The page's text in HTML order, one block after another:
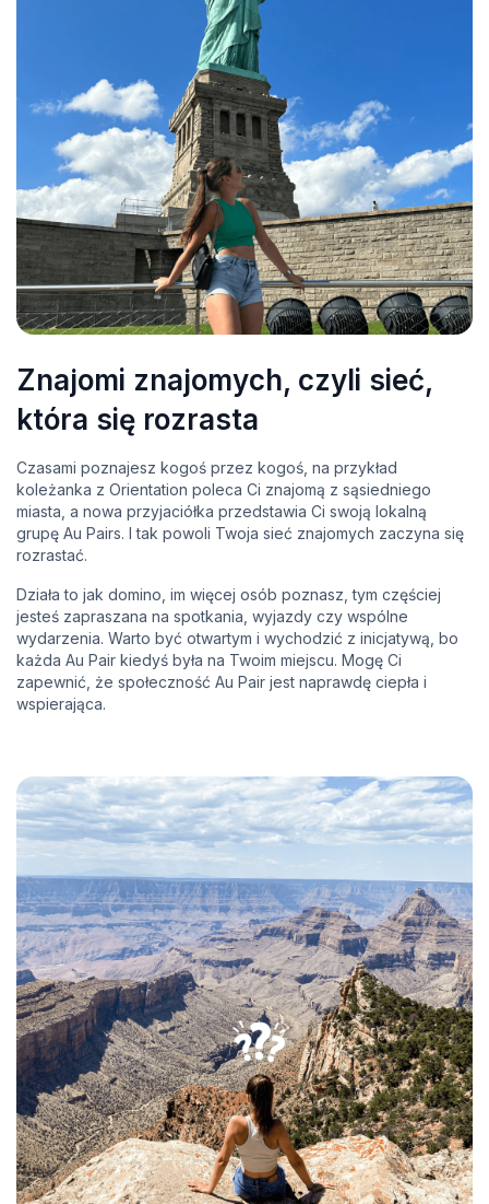
Znajomi znajomych, czyli sieć,
która się rozrasta
Czasami poznajesz kogoś przez kogoś, na przykład
koleżanka z Orientation poleca Ci znajomą z sąsiedniego
miasta, a nowa przyjaciółka przedstawia Ci swoją lokalną
grupę Au Pairs. I tak powoli Twoja sieć znajomych zaczyna się
rozrastać.
Działa to jak domino, im więcej osób poznasz, tym częściej
jesteś zapraszana na spotkania, wyjazdy czy wspólne
wydarzenia. Warto być otwartym i wychodzić z inicjatywą, bo
każda Au Pair kiedyś była na Twoim miejscu. Mogę Ci
zapewnić, że społeczność Au Pair jest naprawdę ciepła i
wspierająca.